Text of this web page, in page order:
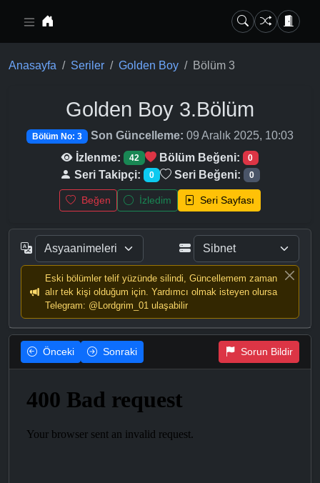
Anasayfa Seriler Golden Boy Bölüm 3
Golden Boy 3.Bölüm
Bölüm No: 3 Son Güncelleme: 09 Aralık 2025, 10:03
İzlenme:
42 Bölüm Beğeni: 0
Seri Takipçi: 0 Seri Beğeni: 0
Beğen İzledim Seri Sayfası
Eski bölümler telif yüzünde silindi, Güncellemem zaman
alır tek kişi olduğum için. Yardımcı olmak isteyen olursa
Telegram: @Lordgrim_01 ulaşabilir
Önceki Sonraki Sorun Bildir